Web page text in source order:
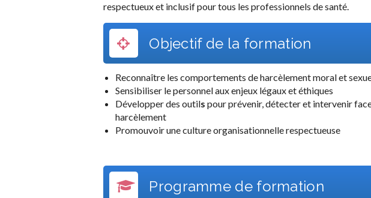
respectueux et inclusif pour tous les professionnels de santé.
Objectif de la formation
Reconnaître les comportements de harcèlement moral et
Sensibiliser le personnel aux enjeux légaux et éthiques
Développer des outils pour prévenir, détecter et intervenir
harcèlement
Promouvoir une culture organisationnelle respectueuse
Programme de formation